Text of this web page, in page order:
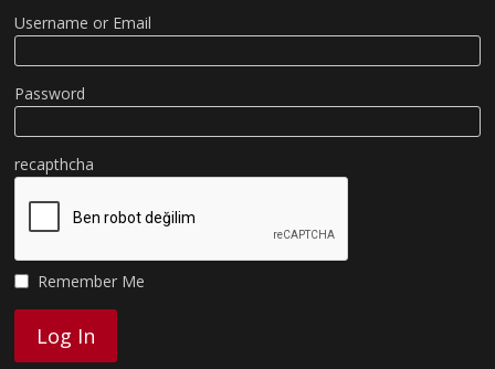
Username or Email
Password
recapthcha
Remember Me